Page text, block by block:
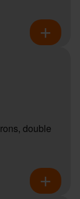
double